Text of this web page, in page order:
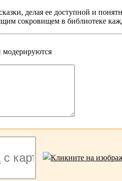
делая ее доступной и
сокровищем в библиотеке
модерируются